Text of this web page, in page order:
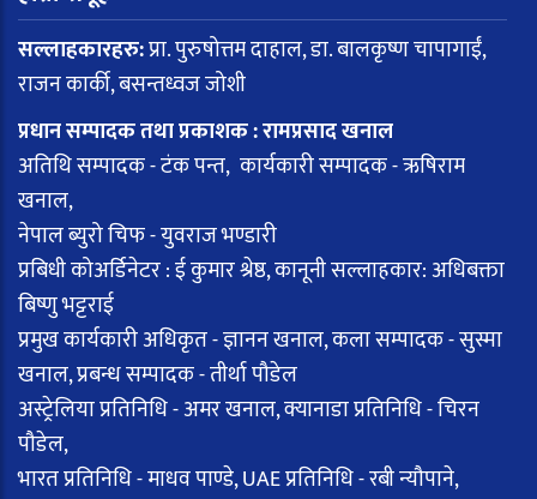
सल्लाहकारहरु:प्रा. पुरुषोत्तम दाहाल, डा. बालकृष्ण चापागाईं,
राजन कार्की, बसन्तध्वज जोशी
प्रधान सम्पादक तथा प्रकाशक : रामप्रसाद खनाल
अतिथि सम्पादक - टंक पन्त, कार्यकारी सम्पादक - ऋषिराम
खनाल,
नेपाल ब्युरो चिफ - युवराज भण्डारी
प्रबिधी कोअर्डिनेटर : ई कुमार श्रेष्ठ, कानूनी सल्लाहकार: अधिबक्ता
बिष्णु भट्टराई
प्रमुख कार्यकारी अधिकृत - ज्ञानन खनाल, कला सम्पादक - सुस्मा
खनाल, प्रबन्ध सम्पादक - तीर्था पौडेल
अस्ट्रेलिया प्रतिनिधि - अमर खनाल, क्यानाडा प्रतिनिधि - चिरन
पौडेल,
भारत प्रतिनिधि - माधव पाण्डे, UAE प्रतिनिधि - रबी न्यौपाने,